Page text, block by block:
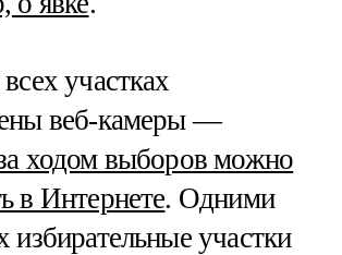
участках
веб-камеры —
ходом выборов можно
в Интернете. Одними
избирательные участки